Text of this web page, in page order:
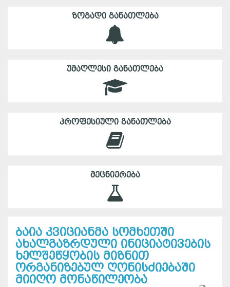
ᲖᲝᲒᲐᲓᲘ ᲒᲐᲜᲐᲗᲚᲔᲑᲐ
ᲣᲛᲐᲦᲚᲔᲡᲘ ᲒᲐᲜᲐᲗᲚᲔᲑᲐ
ᲞᲠᲝᲤᲔᲡᲘᲣᲚᲘ ᲒᲐᲜᲐᲗᲚᲔᲑᲐ
ᲛᲔᲪᲜᲘᲔᲠᲔᲑᲐ
ბაია კვიციანმა სომხეთში
ახალგაზრდული ინიციატივების
ხელშეწყობის მიზნით
ორგანიზებულ ღონისძიებაში
მიიღო მონაწილეობა